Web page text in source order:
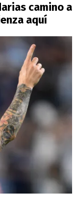
camino a
aquí